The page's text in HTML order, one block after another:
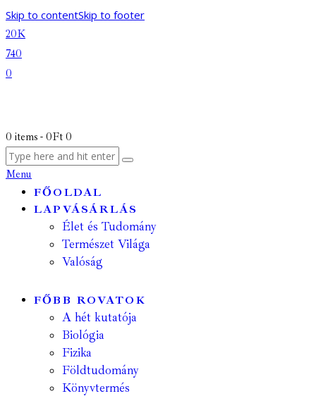
Skip to contentSkip to footer
20K
740
0
0 items - 0Ft 0
Menu
FŐOLDAL
LAPVÁSÁRLÁS
Élet és Tudomány
Természet Világa
Valóság
FŐBB ROVATOK
A hét kutatója
Biológia
Fizika
Földtudomány
Könyvtermés